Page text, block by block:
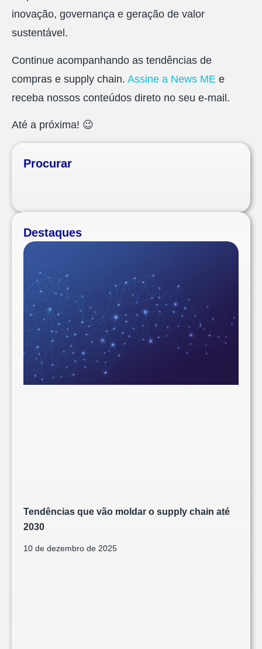
inovação, governança e geração de valor
sustentável.
Continue acompanhando as tendências de
compras e supply chain. Assine a News ME e
receba nossos conteúdos direto no seu e-mail.
Até a próxima! 😉
Procurar
Destaques
Tendências que vão moldar o supply chain até
2030
10 de dezembro de 2025